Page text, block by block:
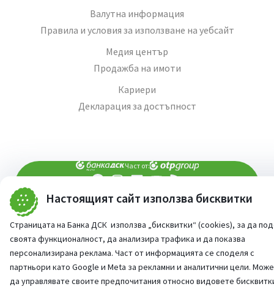
Настоящият сайт използва бисквитки
Страницата на Банка ДСК използва „бисквитки“ (cookies), за да
своята функционалност, да анализира трафика и да показва
персонализирана реклама. Част от информацията се споделя с
партньори като Google и Meta за рекламни и аналитични цели.
да управлявате своите предпочитания относно видовете
Валутна информация
Правила и условия за използване на уебсайт
Медия център
Продажба на имоти
Кариери
Декларация за достъпност
Част от:
При въпроси - попитай AI асистента ни
©2026 Всички права запазени
StudioX